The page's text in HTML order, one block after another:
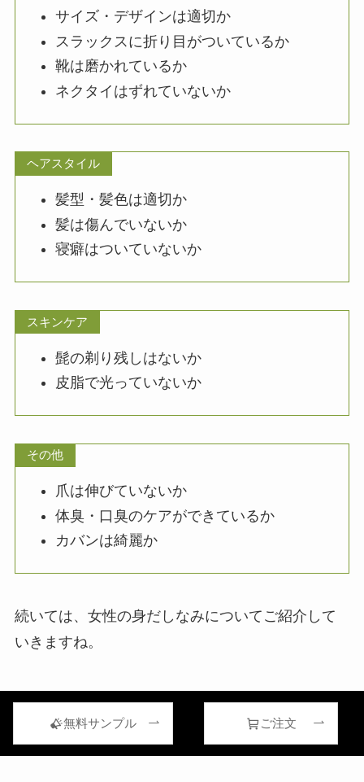
サイズ・デザインは適切か
スラックスに折り目がついているか
靴は磨かれているか
ネクタイはずれていないか
ヘアスタイル
髪型・髪色は適切か
髪は傷んでいないか
寝癖はついていないか
スキンケア
髭の剃り残しはないか
皮脂で光っていないか
その他
爪は伸びていないか
体臭・口臭のケアができているか
カバンは綺麗か
続いては、女性の身だしなみについてご紹介して
いきますね。
無料サンプル ご注文